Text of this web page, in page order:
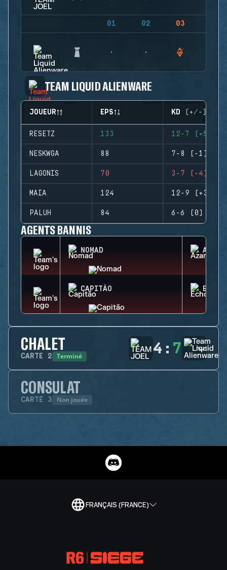
01 02 03
TEAM LIQUID ALIENWARE
JOUEUR EPS KD (+/-)
RESETZ 133 12-7 (+5)
NESKWGA 88 7-8 (-1)
LAGONIS 70 3-7 (-4)
MAIA 124 12-9 (+3)
PALUH 84 6-6 (0)
AGENTS BANNIS
NOMAD AZAMI
CAPITÃO ECHO
CHALET
CARTE 2 Terminé 4 : 7
CONSULAT
CARTE 3 Non jouée
FRANÇAIS (FRANCE)